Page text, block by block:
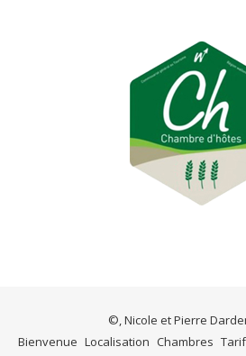
©, Nicole et Pierre
Bienvenue Localisation Chambres